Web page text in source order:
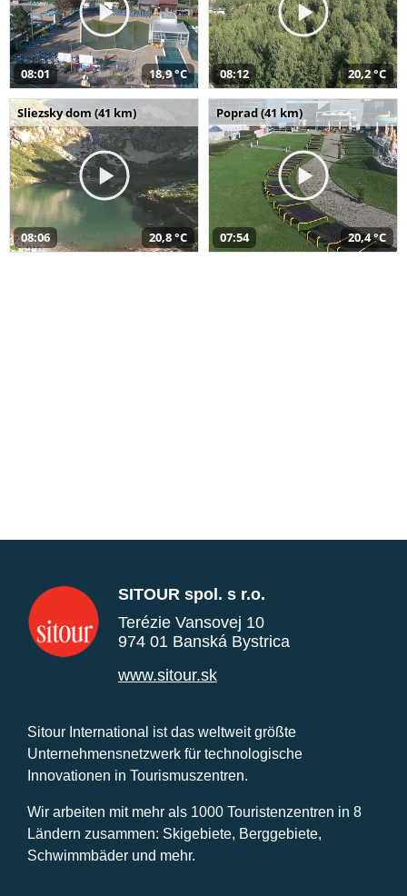
08:01 18,9 °C 08:12 20,2 °C
Sliezsky dom (41 km)
08:06 20,8 °C
Poprad (41 km)
07:54 20,4 °C
SITOUR spol. s r.o.
Terézie Vansovej 10
974 01 Banská Bystrica
www.sitour.sk
Sitour International ist das weltweit größte
Unternehmensnetzwerk für technologische
Innovationen in Tourismuszentren.
Wir arbeiten mit mehr als 1000 Touristenzentren in 8
Ländern zusammen: Skigebiete, Berggebiete,
Schwimmbäder und mehr.